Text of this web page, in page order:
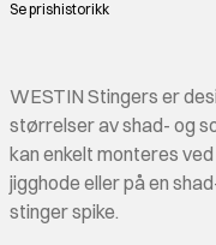
Se prishistorikk
WESTIN Stingers er
størrelser av shad- og
kan enkelt monteres
jigghode eller på en
stinger spike.